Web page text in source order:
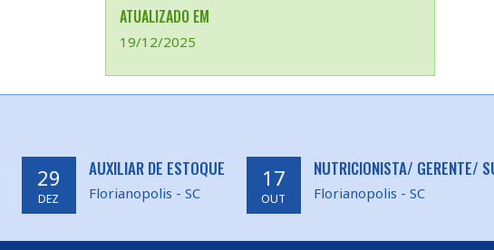
ATUALIZADO EM
19/12/2025
29
DEZ
AUXILIAR DE ESTOQUE
Florianopolis - SC
17
OUT
NUTRICIONISTA/ GERENTE/
Florianopolis - SC